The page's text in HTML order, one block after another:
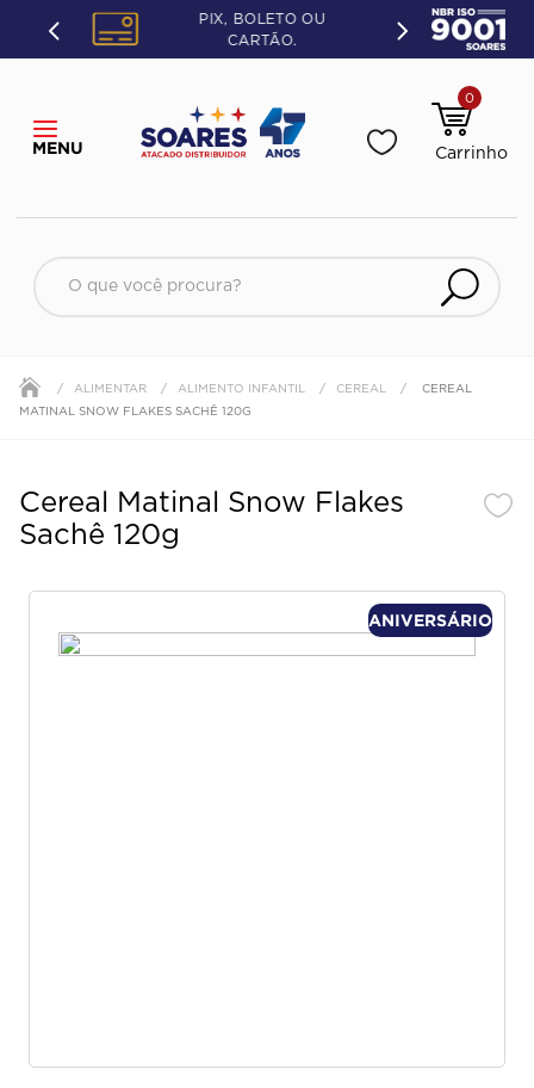
PIX, BOLETO OU
CARTÃO.
0
O que você procura?
ALIMENTAR ALIMENTO INFANTIL CEREAL
CEREAL
MATINAL SNOW FLAKES SACHÊ 120G
Cereal Matinal Snow Flakes
Sachê 120g
ANIVERSÁRIO